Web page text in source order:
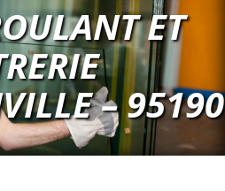
ET
– 95190